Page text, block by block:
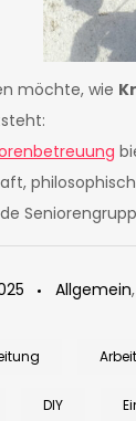
möchte, wie
Allgemein,
Arbeit
DIY